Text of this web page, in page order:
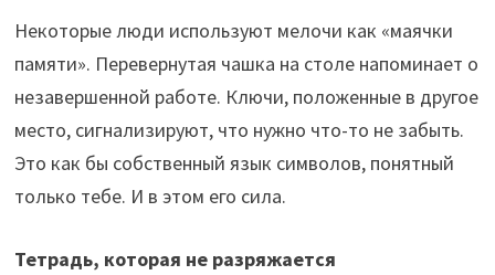
Некоторые люди используют мелочи как «маячки
памяти». Перевернутая чашка на столе напоминает о
незавершенной работе. Ключи, положенные в другое
место, сигнализируют, что нужно что-то не забыть.
Это как бы собственный язык символов, понятный
только тебе. И в этом его сила.
Тетрадь, которая не разряжается